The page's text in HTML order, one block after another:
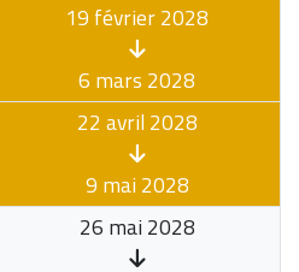
19 février 2028
6 mars 2028
22 avril 2028
9 mai 2028
26 mai 2028